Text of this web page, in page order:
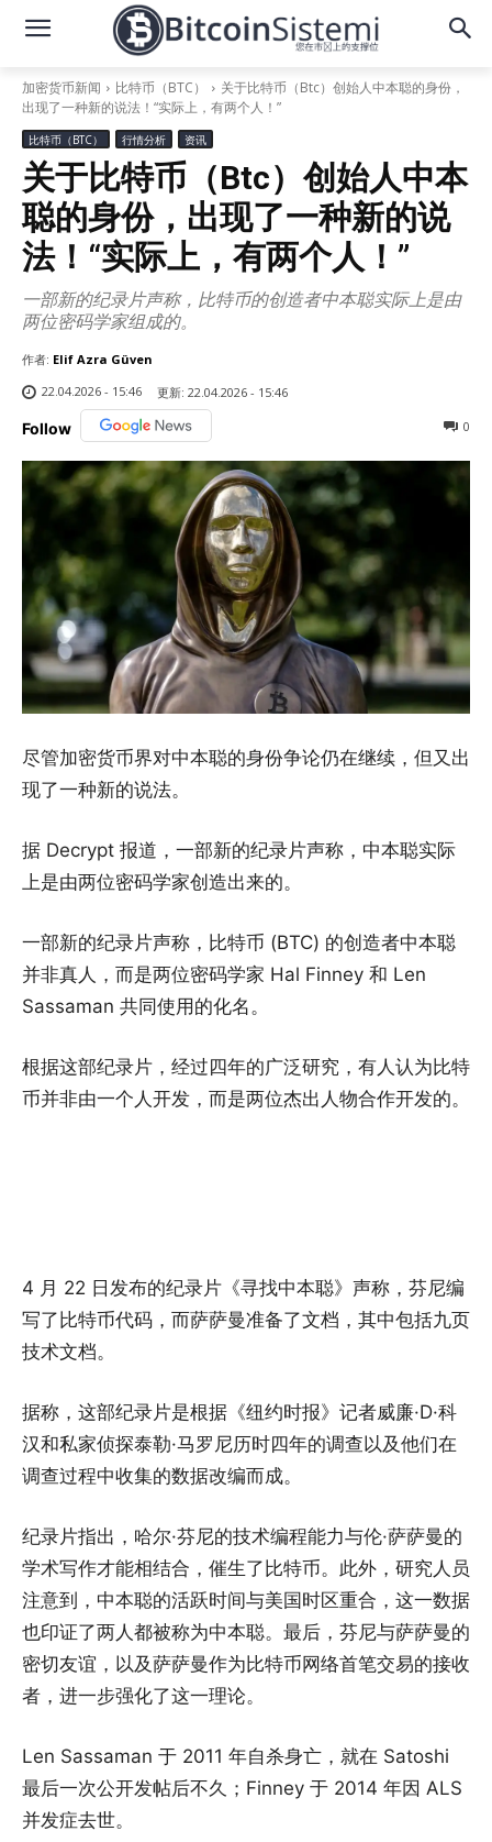
加密货币新闻 比特币（BTC）
关于比特币（Btc）创始人中本聪的身份，
出现了一种新的说法！“实际上，有两个人！”
比特币（BTC） 行情分析 资讯
关于比特币（Btc）创始人中本
聪的身份，出现了一种新的说
法！“实际上，有两个人！”
一部新的纪录片声称，比特币的创造者中本聪实际上是由
两位密码学家组成的。
作者: Elif Azra Güven
22.04.2026 - 15:46
更新: 22.04.2026 - 15:46
Follow 0
尽管加密货币界对中本聪的身份争论仍在继续，但又出
现了一种新的说法。
据 Decrypt 报道，一部新的纪录片声称，中本聪实际
上是由两位密码学家创造出来的。
一部新的纪录片声称，比特币 (BTC) 的创造者中本聪
并非真人，而是两位密码学家 Hal Finney 和 Len
Sassaman 共同使用的化名。
根据这部纪录片，经过四年的广泛研究，有人认为比特
币并非由一个人开发，而是两位杰出人物合作开发的。
4 月 22 日发布的纪录片《寻找中本聪》声称，芬尼编
写了比特币代码，而萨萨曼准备了文档，其中包括九页
技术文档。
据称，这部纪录片是根据《纽约时报》记者威廉·D·科
汉和私家侦探泰勒·马罗尼历时四年的调查以及他们在
调查过程中收集的数据改编而成。
纪录片指出，哈尔·芬尼的技术编程能力与伦·萨萨曼的
学术写作才能相结合，催生了比特币。此外，研究人员
注意到，中本聪的活跃时间与美国时区重合，这一数据
也印证了两人都被称为中本聪。最后，芬尼与萨萨曼的
密切友谊，以及萨萨曼作为比特币网络首笔交易的接收
者，进一步强化了这一理论。
Len Sassaman 于 2011 年自杀身亡，就在 Satoshi
最后一次公开发帖后不久；Finney 于 2014 年因 ALS
并发症去世。